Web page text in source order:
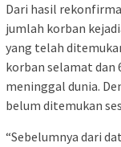
Dari hasil
jumlah korban
yang telah
korban selamat dan
meninggal dunia.
belum ditemukan
“Sebelumnya dari